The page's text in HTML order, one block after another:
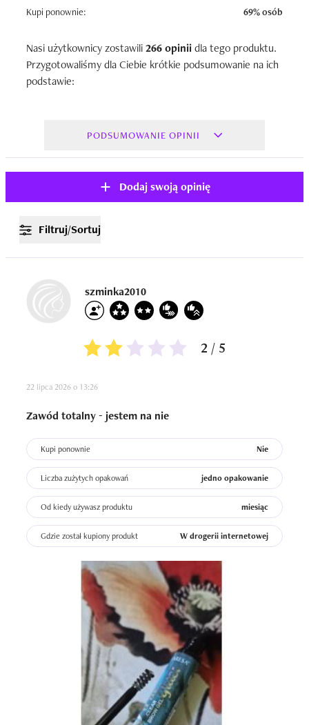
Kupi ponownie:
69% osób
Nasi użytkownicy zostawili266 opiniidla tego produktu.
Przygotowaliśmy dla Ciebie krótkie podsumowanie na ich
podstawie:
PODSUMOWANIE OPINII
Dodaj swoją opinię
Filtruj/Sortuj
szminka2010
2 / 5
22 lipca 2026 o 13:26
Zawód totalny - jestem na nie
Kupi ponownie Nie
Liczba zużytych opakowań jedno opakowanie
Od kiedy używasz produktu miesiąc
Gdzie został kupiony produkt W drogerii internetowej